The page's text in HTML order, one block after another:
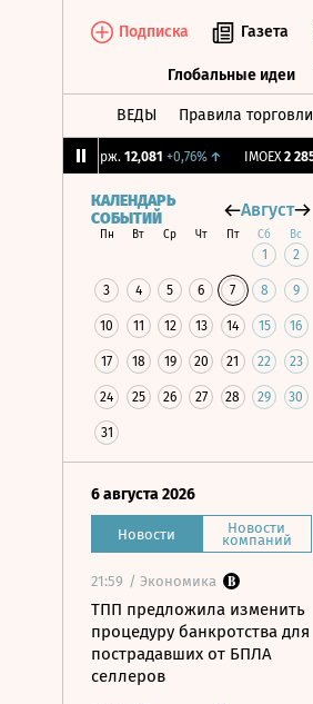
Подписка Газета
Глобальные идеи
ВЕДЫ Правила торговли
12,081 +0,76%↑ IMOEX 2 285,88
КАЛЕНДАРЬ
СОБЫТИЙ
Август
Пн Вт Ср Чт Пт Сб Вс
1 2
3 4 5 6 7 8 9
10 11 12 13 14 15 16
17 18 19 20 21 22 23
24 25 26 27 28 29 30
31
6 августа 2026
Новости Новости
компаний
21:59 / Экономика
ТПП предложила изменить
процедуру банкротства для
пострадавших от БПЛА
селлеров